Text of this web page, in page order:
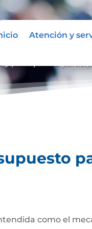
Atención y
y presupuesto
como el